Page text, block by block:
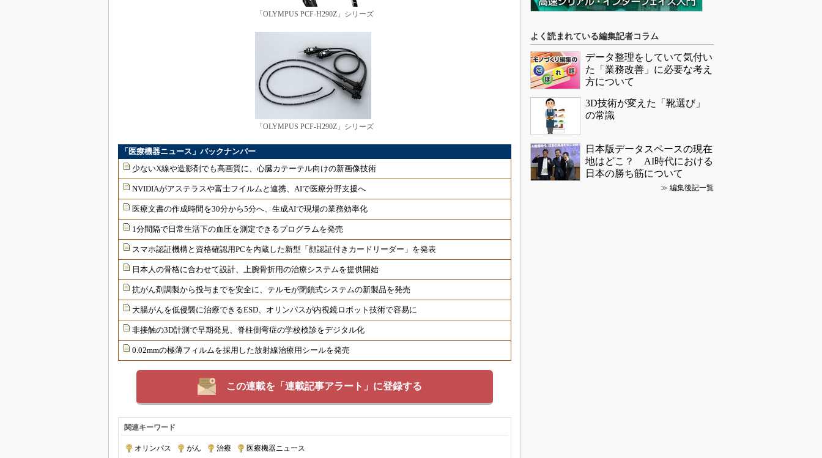
「OLYMPUS PCF-H290Z」シリーズ
「OLYMPUS PCF-H290Z」シリーズ
「医療機器ニュース」バックナンバー
少ないX線や造影剤でも高画質に、心臓カテーテル向けの新画像技術
NVIDIAがアステラスや富士フイルムと連携、AIで医療分野支援へ
医療文書の作成時間を30分から5分へ、生成AIで現場の業務効率化
1分間隔で日常生活下の血圧を測定できるプログラムを発売
スマホ認証機構と資格確認用PCを内蔵した新型「顔認証付きカードリーダー」を発表
日本人の骨格に合わせて設計、上腕骨折用の治療システムを提供開始
抗がん剤調製から投与までを安全に、テルモが閉鎖式システムの新製品を発売
大腸がんを低侵襲に治療できるESD、オリンパスが内視鏡ロボット技術で容易に
非接触の3D計測で早期発見、脊柱側弯症の学校検診をデジタル化
0.02mmの極薄フィルムを採用した放射線治療用シールを発売
この連載を「連載記事アラート」に登録する
関連キーワード
オリンパス がん 治療 医療機器ニュース
よく読まれている編集記者コラム
データ整理をしていて気付い
た「業務改善」に必要な考え
方について
3D技術が変えた「靴選び」
の常識
日本版データスペースの現在
地はどこ？ AI時代における
日本の勝ち筋について
≫ 編集後記一覧